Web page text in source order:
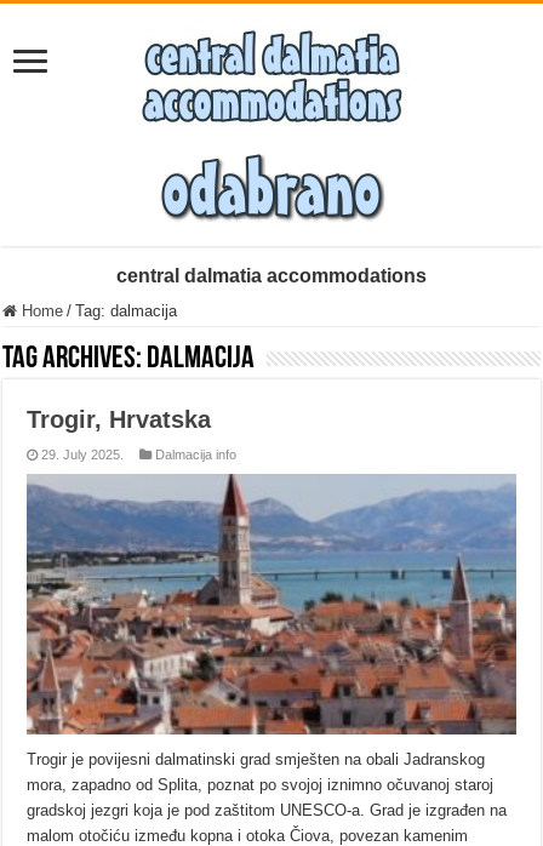
central dalmatia accommodations
Home / Tag:dalmacija
Tag Archives: dalmacija
Trogir, Hrvatska
29. July 2025. Dalmacija info
Trogir je povijesni dalmatinski grad smješten na obali Jadranskog
mora, zapadno od Splita, poznat po svojoj iznimno očuvanoj staroj
gradskoj jezgri koja je pod zaštitom UNESCO-a. Grad je izgrađen na
malom otočiću između kopna i otoka Čiova, povezan kamenim